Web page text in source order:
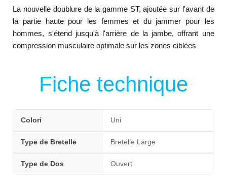
La nouvelle doublure de la gamme ST, ajoutée sur l'avant de
la partie haute pour les femmes et du jammer pour les
hommes, s'étend jusqu'à l'arrière de la jambe, offrant une
compression musculaire optimale sur les zones ciblées
Fiche technique
Colori Uni
Type de Bretelle Bretelle Large
Type de Dos Ouvert